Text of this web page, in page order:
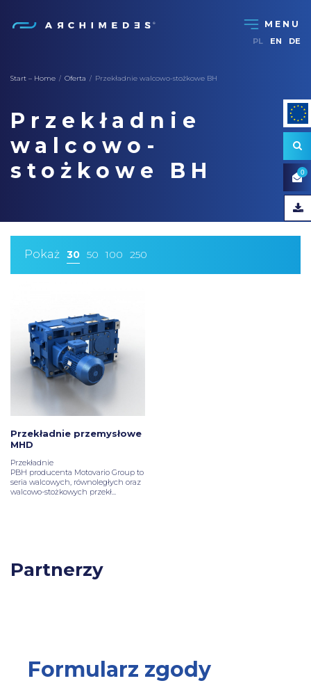
0
PL EN DE
Start – Home / Oferta / Przekładnie walcowo-stożkowe BH
Przekładnie
walcowo-
stożkowe BH
Pokaż 30 50 100 250
Przekładnie przemysłowe
MHD
Przekładnie
PBH producenta Motovario Group to
seria walcowych, równoległych oraz
walcowo-stożkowych przekł...
Partnerzy
Formularz zgody